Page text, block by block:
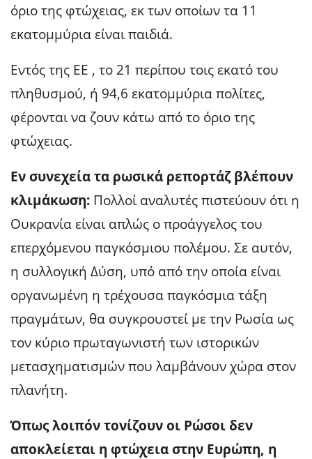
όριο της φτώχειας, εκ των οποίων τα 11
εκατομμύρια είναι παιδιά.
Εντός της ΕΕ , το 21 περίπου τοις εκατό του
πληθυσμού, ή 94,6 εκατομμύρια πολίτες,
φέρονται να ζουν κάτω από το όριο της
φτώχειας.
Εν συνεχεία τα ρωσικά ρεπορτάζ βλέπουν
κλιμάκωση: Πολλοί αναλυτές πιστεύουν ότι η
Ουκρανία είναι απλώς ο προάγγελος του
επερχόμενου παγκόσμιου πολέμου. Σε αυτόν,
η συλλογική Δύση, υπό από την οποία είναι
οργανωμένη η τρέχουσα παγκόσμια τάξη
πραγμάτων, θα συγκρουστεί με την Ρωσία ως
τον κύριο πρωταγωνιστή των ιστορικών
μετασχηματισμών που λαμβάνουν χώρα στον
πλανήτη.
Όπως λοιπόν τονίζουν οι Ρώσοι δεν
αποκλείεται η φτώχεια στην Ευρώπη, η